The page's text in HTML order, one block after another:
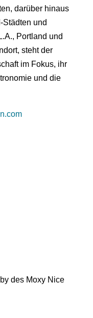
darüber hinaus
Städten und
Portland und
steht der
im Fokus, ihr
und die
des Moxy Nice